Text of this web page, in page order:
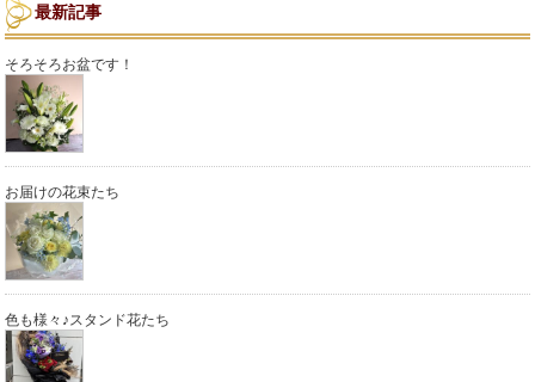
最新記事
そろそろお盆です！
お届けの花束たち
色も様々♪スタンド花たち